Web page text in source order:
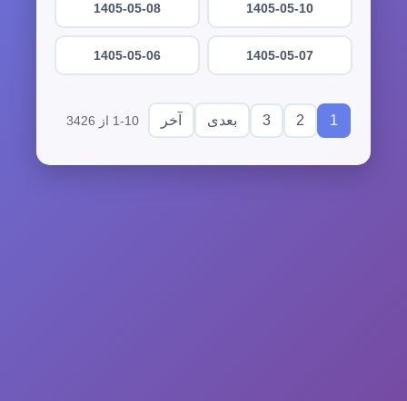
1405-05-10
1405-05-08
1405-05-07
1405-05-06
1
2
3 بعدی آخر 1-10 از 3426